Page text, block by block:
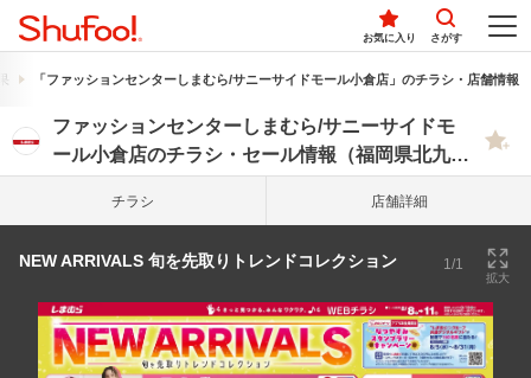
お気に入り さがす
「ファッションセンターしまむら/サニーサイドモール小倉店」のチラシ・店舗情報
ファッションセンターしまむら/サニーサイドモ
ール小倉店のチラシ・セール情報（福岡県北九州
チラシ 店舗詳細
NEW ARRIVALS 旬を先取りトレンドコレクション 1/1
拡大